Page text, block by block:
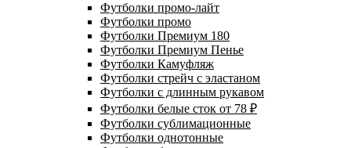
Футболки промо-лайт
Футболки промо
Футболки Премиум 180
Футболки Премиум Пенье
Футболки Камуфляж
Футболки стрейч с эластаном
Футболки с длинным рукавом
Футболки белые сток от 78 ₽
Футболки сублимационные
Футболки однотонные